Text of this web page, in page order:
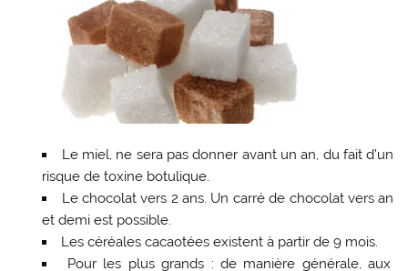
Le miel, ne sera pas donner avant un an, du fait d’un
risque de toxine botulique.
Le chocolat vers 2 ans. Un carré de chocolat vers an
et demi est possible.
Les céréales cacaotées existent à partir de 9 mois.
Pour les plus grands : de manière générale, aux